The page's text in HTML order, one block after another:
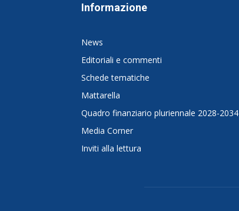
Informazione
News
Editoriali e commenti
Schede tematiche
Mattarella
Quadro finanziario pluriennale 2028-2034
Media Corner
Inviti alla lettura